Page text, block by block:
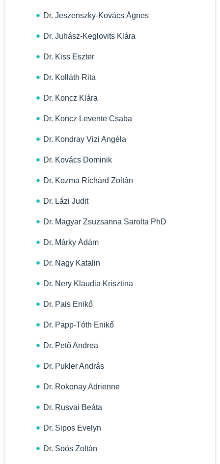
Dr. Jeszenszky-Kovács Ágnes
Dr. Juhász-Keglovits Klára
Dr. Kiss Eszter
Dr. Kolláth Rita
Dr. Koncz Klára
Dr. Koncz Levente Csaba
Dr. Kondray Vizi Angéla
Dr. Kovács Dominik
Dr. Kozma Richárd Zoltán
Dr. Lázi Judit
Dr. Magyar Zsuzsanna Sarolta PhD
Dr. Márky Ádám
Dr. Nagy Katalin
Dr. Nery Klaudia Krisztina
Dr. Pais Enikő
Dr. Papp-Tóth Enikő
Dr. Pető Andrea
Dr. Pukler András
Dr. Rokonay Adrienne
Dr. Rusvai Beáta
Dr. Sipos Evelyn
Dr. Soós Zoltán